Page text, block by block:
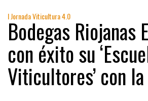
I Jornada Viticultura 4.0
Bodegas Riojanas
con éxito su
Viticultores’ con la